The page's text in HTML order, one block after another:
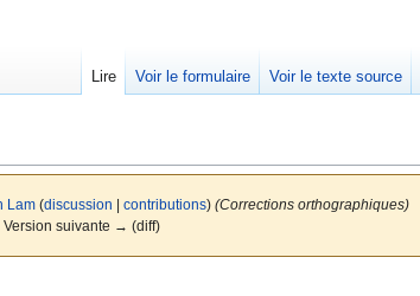
Lam (discussion contributions) (Corrections orthographiques)
Version suivante → (diff)
Lire Voir le formulaire Voir le texte source